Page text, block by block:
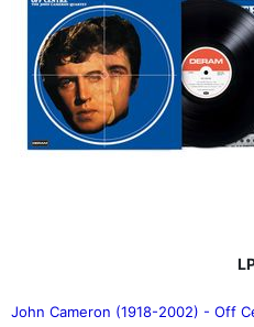
John Cameron (1918-2002) - Off